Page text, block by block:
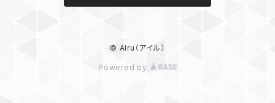
© AIru（アイル）
Powered by